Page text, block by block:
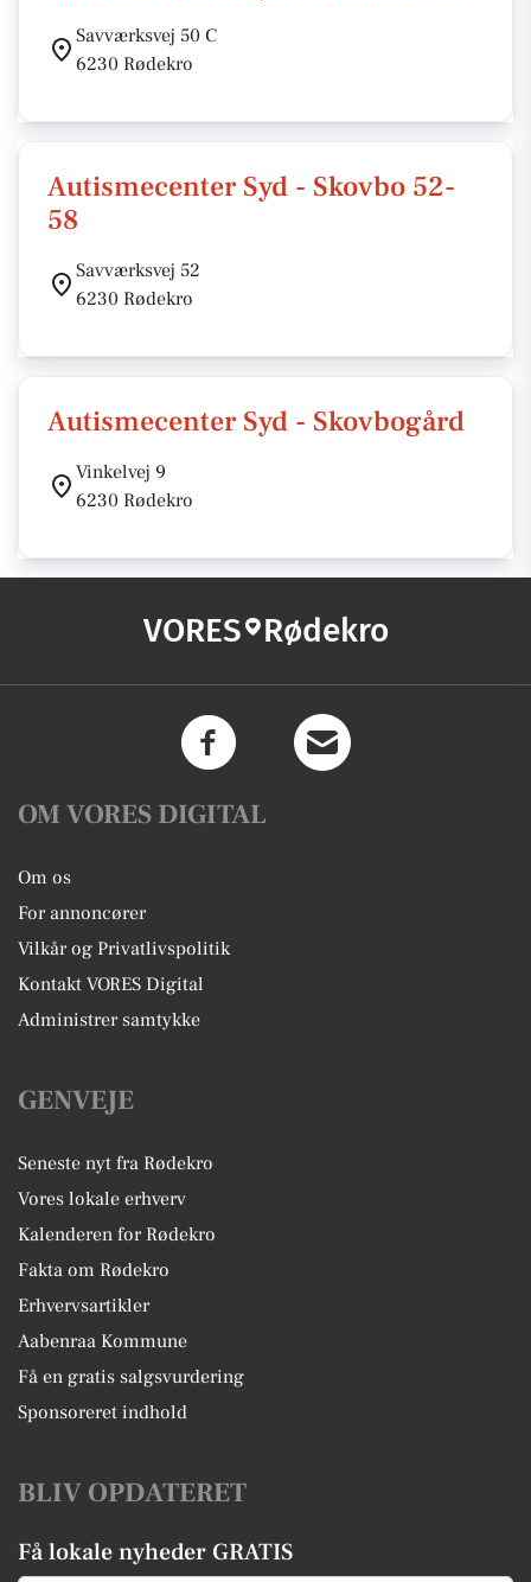
Savværksvej 50 C
6230 Rødekro
Autismecenter Syd - Skovbo 52-
58
Savværksvej 52
6230 Rødekro
Autismecenter Syd - Skovbogård
Vinkelvej 9
6230 Rødekro
VORES Rødekro
OM VORES DIGITAL
Om os
For annoncører
Vilkår og Privatlivspolitik
Kontakt VORES Digital
Administrer samtykke
GENVEJE
Seneste nyt fra Rødekro
Vores lokale erhverv
Kalenderen for Rødekro
Fakta om Rødekro
Erhvervsartikler
Aabenraa Kommune
Få en gratis salgsvurdering
Sponsoreret indhold
BLIV OPDATERET
Få lokale nyheder GRATIS